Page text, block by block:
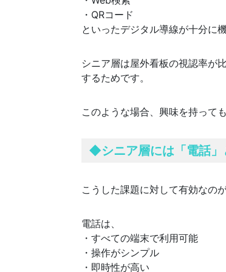
・QRコード
といったデジタル導線が十分に
シニア層は屋外看板の視認率が
するためです。
このような場合、興味を持って
◆シニア層には「電話
こうした課題に対して有効なの
電話は、
・すべての端末で利用可能
・操作がシンプル
・即時性が高い